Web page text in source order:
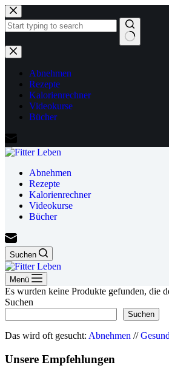
Zum
Inhalt
springen
Keine
Ergebnisse
Abnehmen
Rezepte
Kalorienrechner
Videokurse
Bücher
Abnehmen
Rezepte
Kalorienrechner
Videokurse
Bücher
Suchen
Menü
Es wurden keine Produkte gefunden, die
Suchen
Suchen
Das wird oft gesucht: Abnehmen //
Unsere Empfehlungen